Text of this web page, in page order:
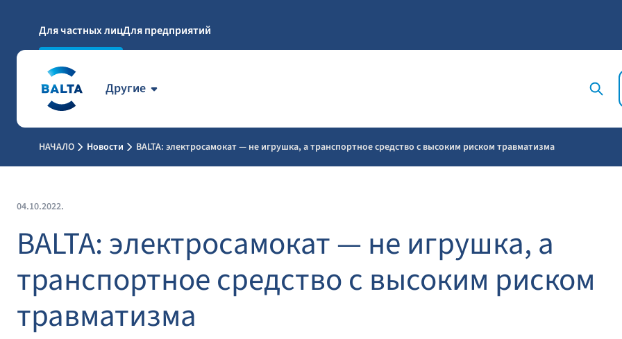
Для частных лицДля предприятий
Другие
НАЧАЛО Новости BALTA: электросамокат — не игрушка, а транспортное средство с высоким риском травматизма
04.10.2022.
BALTA: электросамокат — не игрушка, а
транспортное средство с высоким риском
травматизма